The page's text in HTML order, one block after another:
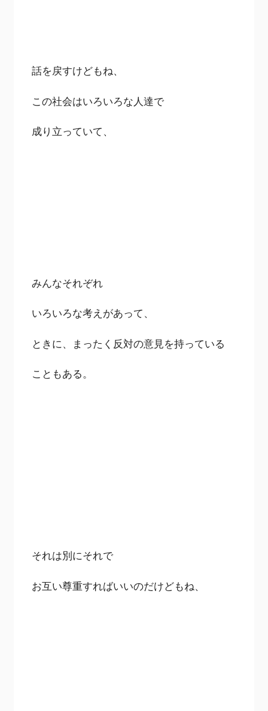
話を戻すけどもね、
この社会はいろいろな人達で
成り立っていて、
みんなそれぞれ
いろいろな考えがあって、
ときに、まったく反対の意見を持っている
こともある。
それは別にそれで
お互い尊重すればいいのだけどもね、